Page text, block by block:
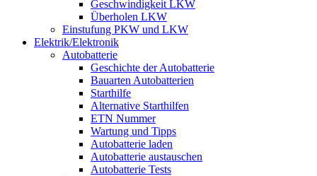
Geschwindigkeit LKW
Überholen LKW
Einstufung PKW und LKW
Elektrik/Elektronik
Autobatterie
Geschichte der Autobatterie
Bauarten Autobatterien
Starthilfe
Alternative Starthilfen
ETN Nummer
Wartung und Tipps
Autobatterie laden
Autobatterie austauschen
Autobatterie Tests